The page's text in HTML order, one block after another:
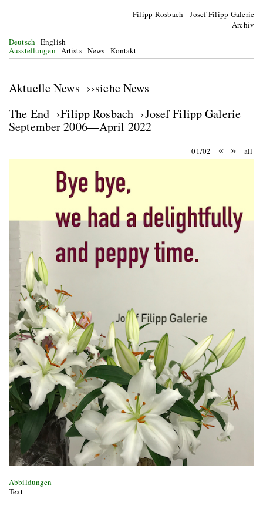
Filipp Rosbach Josef Filipp Galerie
Archiv
Deutsch English
Ausstellungen Artists News Kontakt
Aktuelle News ››siehe News
The End ›Filipp Rosbach ›Josef Filipp Galerie
September 2006—April 2022
01/02 « » all
Abbildungen
Text